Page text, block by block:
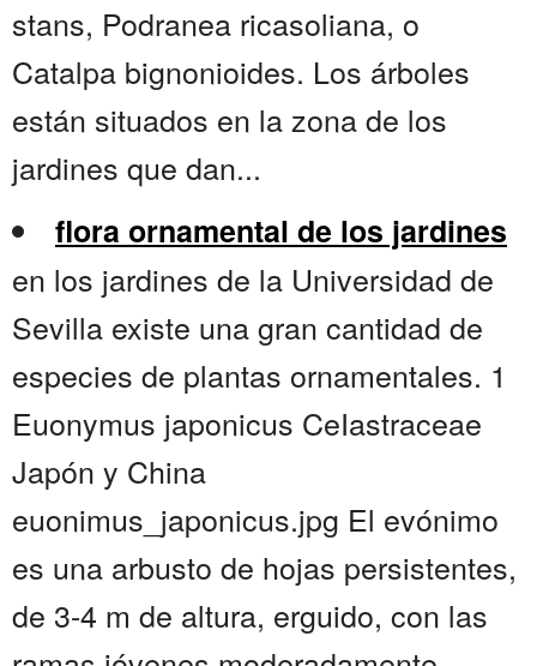
stans, Podranea ricasoliana, o
Catalpa bignonioides. Los árboles
están situados en la zona de los
jardines que dan...
flora ornamental de los jardines
en los jardines de la Universidad de
Sevilla existe una gran cantidad de
especies de plantas ornamentales. 1
Euonymus japonicus CeIastraceae
Japón y China
euonimus_japonicus.jpg El evónimo
es una arbusto de hojas persistentes,
de 3-4 m de altura, erguido, con las